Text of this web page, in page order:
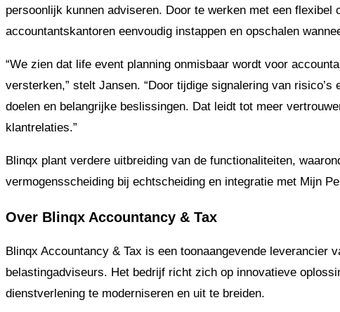
persoonlijk kunnen adviseren. Door te werken met een flexibel
accountantskantoren eenvoudig instappen en opschalen
“We zien dat life event planning onmisbaar wordt voor
versterken,” stelt Jansen. “Door tijdige signalering van
doelen en belangrijke beslissingen. Dat leidt tot meer
klantrelaties.”
Blinqx plant verdere uitbreiding van de functionaliteiten,
vermogensscheiding bij echtscheiding en integratie met Mijn
Over Blinqx Accountancy & Tax
Blinqx Accountancy & Tax is een toonaangevende leverancier
belastingadviseurs. Het bedrijf richt zich op innovatieve
dienstverlening te moderniseren en uit te breiden.